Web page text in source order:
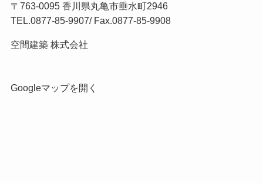
〒763-0095 香川県丸亀市垂水町2946
TEL.0877-85-9907/ Fax.0877-85-9908
空間建築 株式会社
Googleマップを開く